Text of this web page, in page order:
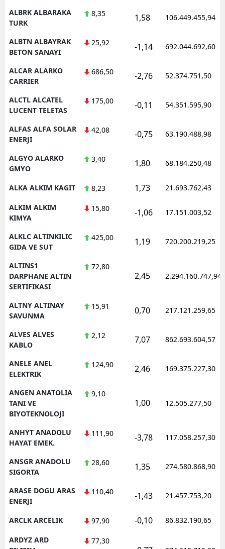
ALBRK ALBARAKA
TURK
8,35 1,58 106.449.455,94
ALBTN ALBAYRAK
BETON SANAYI
25,92 -1,14 692.044.692,60
ALCAR ALARKO
CARRIER
686,50 -2,76 52.374.751,50
ALCTL ALCATEL
LUCENT TELETAS
175,00 -0,11 54.351.595,90
ALFAS ALFA SOLAR
ENERJI
42,08 -0,75 63.190.488,98
ALGYO ALARKO
GMYO
3,40 1,80 68.184.250,48
ALKA ALKIM KAGIT 8,23 1,73 21.693.762,43
ALKIM ALKIM
KIMYA
15,80 -1,06 17.151.003,52
ALKLC ALTINKILIC
GIDA VE SUT
425,00 1,19 720.200.219,25
ALTINS1
DARPHANE ALTIN
SERTIFIKASI
72,80
2,45 2.294.160.747,94
ALTNY ALTINAY
SAVUNMA
15,91 0,70 217.121.259,65
ALVES ALVES
KABLO
2,12 7,07 862.693.604,57
ANELE ANEL
ELEKTRIK
124,90 2,46 169.375.227,30
ANGEN ANATOLIA
TANI VE
BIYOTEKNOLOJI
9,10
1,00 12.505.277,50
ANHYT ANADOLU
HAYAT EMEK.
111,90 -3,78 117.058.257,30
ANSGR ANADOLU
SIGORTA
28,60 1,35 274.580.868,90
ARASE DOGU ARAS
ENERJI
110,40 -1,43 21.457.753,20
ARCLK ARCELIK 97,90 -0,10 86.832.190,65
ARDYZ ARD
77,30